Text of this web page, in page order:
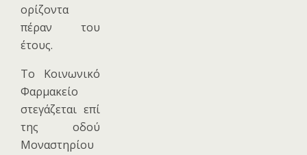
ορίζοντα
πέραν του
έτους.
Το Κοινωνικό
Φαρμακείο
στεγάζεται επί
της οδού
Μοναστηρίου